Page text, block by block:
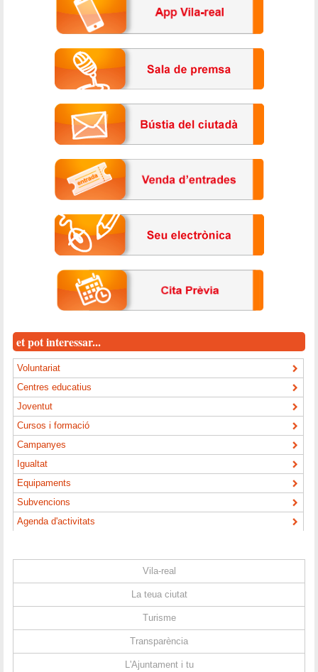
et pot interessar...
Voluntariat
Centres educatius
Joventut
Cursos i formació
Campanyes
Igualtat
Equipaments
Subvencions
Agenda d'activitats
Vila-real
La teua ciutat
Turisme
Transparència
L'Ajuntament i tu